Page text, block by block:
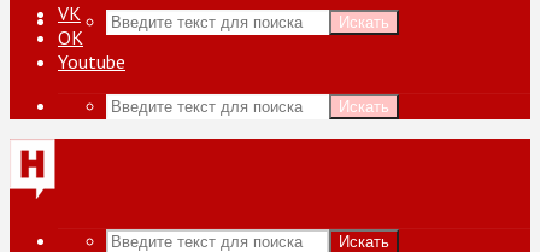
Искать
VK
ОК
Youtube
Искать
Искать